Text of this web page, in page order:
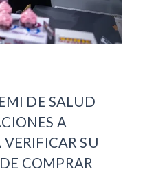
DE SALUD
A
SU
COMPRAR